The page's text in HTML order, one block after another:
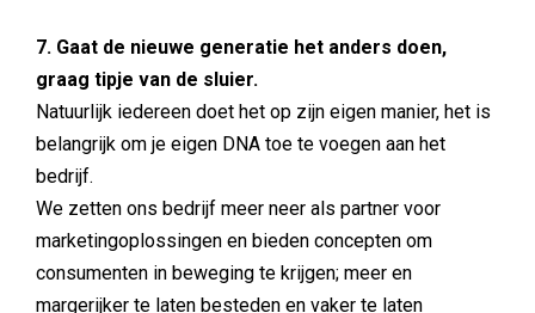
7. Gaat de nieuwe generatie het anders doen,
graag tipje van de sluier.
Natuurlijk iedereen doet het op zijn eigen manier, het is
belangrijk om je eigen DNA toe te voegen aan het
bedrijf.
We zetten ons bedrijf meer neer als partner voor
marketingoplossingen en bieden concepten om
consumenten in beweging te krijgen; meer en
margerijker te laten besteden en vaker te laten